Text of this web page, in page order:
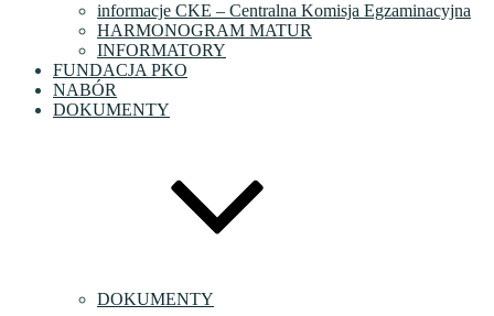
informacje CKE – Centralna Komisja Egzaminacyjna
HARMONOGRAM MATUR
INFORMATORY
FUNDACJA PKO
NABÓR
DOKUMENTY
DOKUMENTY